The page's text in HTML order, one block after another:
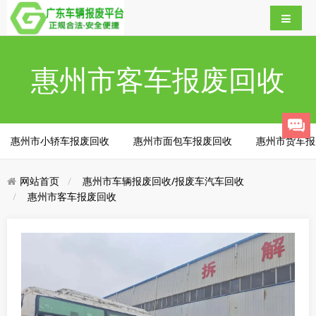
惠州市客车报废回收
惠州市小轿车报废回收 惠州市面包车报废回收 惠州市货车
网站首页
惠州市车辆报废回收/报废车汽车回收
惠州市客车报废回收